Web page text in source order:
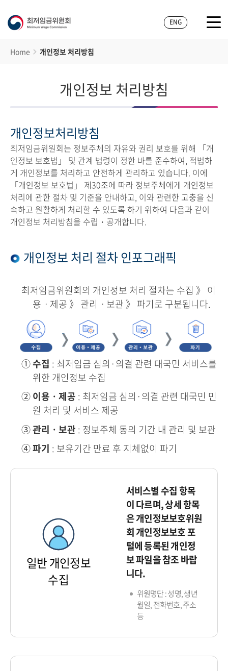
ENG
Home 개인정보 처리방침
개인정보 처리방침
개인정보처리방침
최저임금위원회는 정보주체의 자유와 권리 보호를 위해 「개
인정보 보호법」 및 관계 법령이 정한 바를 준수하여, 적법하
게 개인정보를 처리하고 안전하게 관리하고 있습니다. 이에
「개인정보 보호법」 제30조에 따라 정보주체에게 개인정보
처리에 관한 절차 및 기준을 안내하고, 이와 관련한 고충을 신
속하고 원활하게 처리할 수 있도록 하기 위하여 다음과 같이
개인정보 처리방침을 수립・공개합니다.
개인정보 처리 절차 인포그래픽
최저임금위원회의 개인정보 처리 절차는 수집 》 이
용ㆍ제공 》 관리ㆍ보관 》 파기로 구분됩니다.
①수집 : 최저임금 심의·의결 관련 대국민 서비스를
위한 개인정보 수집
② 이용ㆍ제공 : 최저임금 심의·의결 관련 대국민 민
원 처리 및 서비스 제공
③관리ㆍ보관 : 정보주체 동의 기간 내 관리 및 보관
④파기 : 보유기간 만료 후 지체없이 파기
일반 개인정보
수집
서비스별 수집 항목
이 다르며, 상세 항목
은 개인정보보호위원
회 개인정보보호 포
털에 등록된 개인정
보 파일을 참조 바랍
니다.
위원명단 : 성명, 생년
월일, 전화번호, 주소
등